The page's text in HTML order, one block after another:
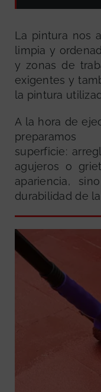
La pintura nos
limpia y
y zonas de
exigentes y
la pintura
A la hora de
preparamos
superficie:
agujeros o
apariencia,
durabilidad de